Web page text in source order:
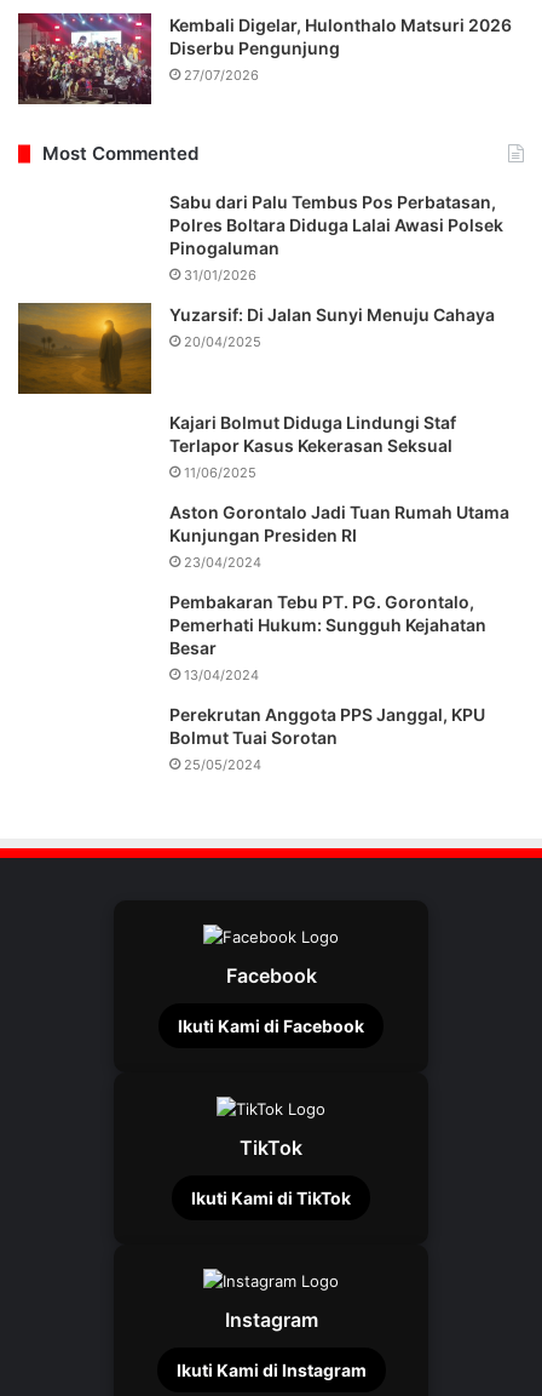
Kembali Digelar, Hulonthalo Matsuri 2026
Diserbu Pengunjung
27/07/2026
Most Commented
Sabu dari Palu Tembus Pos Perbatasan,
Polres Boltara Diduga Lalai Awasi Polsek
Pinogaluman
31/01/2026
Yuzarsif: Di Jalan Sunyi Menuju Cahaya
20/04/2025
Kajari Bolmut Diduga Lindungi Staf
Terlapor Kasus Kekerasan Seksual
11/06/2025
Aston Gorontalo Jadi Tuan Rumah Utama
Kunjungan Presiden RI
23/04/2024
Pembakaran Tebu PT. PG. Gorontalo,
Pemerhati Hukum: Sungguh Kejahatan
Besar
13/04/2024
Perekrutan Anggota PPS Janggal, KPU
Bolmut Tuai Sorotan
25/05/2024
Facebook
Ikuti Kami di Facebook
TikTok
Ikuti Kami di TikTok
Instagram
Ikuti Kami di Instagram